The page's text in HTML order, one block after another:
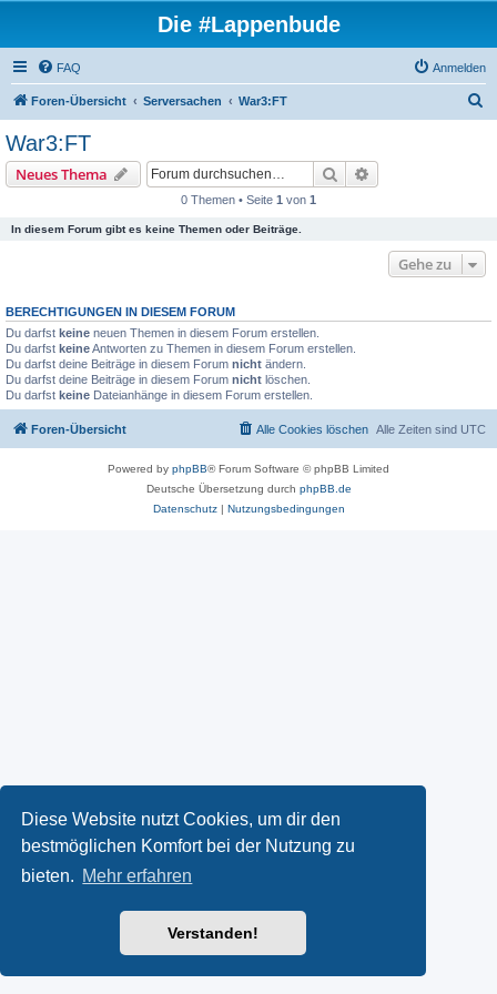
Diese Website nutzt Cookies, um dir den
bestmöglichen Komfort bei der Nutzung zu
bieten. Mehr erfahren
Verstanden!
Die #Lappenbude
FAQ Anmelden
Foren-Übersicht Serversachen War3:FT
War3:FT
Neues Thema Suche
0 Themen • Seite 1 von 1
In diesem Forum gibt es keine Themen oder Beiträge.
Gehe zu
BERECHTIGUNGEN IN DIESEM FORUM
Du darfst keine neuen Themen in diesem Forum erstellen.
Du darfst keineAntworten zu Themen in diesem Forum erstellen.
Du darfst deine Beiträge in diesem Forum nicht ändern.
Du darfst deine Beiträge in diesem Forum nicht löschen.
Du darfst keine Dateianhänge in diesem Forum erstellen.
Foren-Übersicht Alle Zeiten sind UTC
Alle Cookies löschen
Powered by phpBB® Forum Software © phpBB Limited
Deutsche Übersetzung durch phpBB.de
Datenschutz| Nutzungsbedingungen